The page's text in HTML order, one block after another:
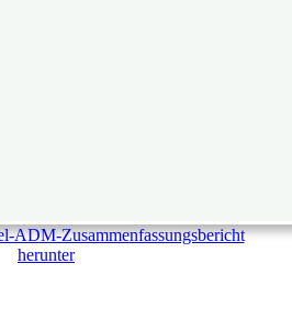
ADM-Zusammenfassungsbericht
herunter